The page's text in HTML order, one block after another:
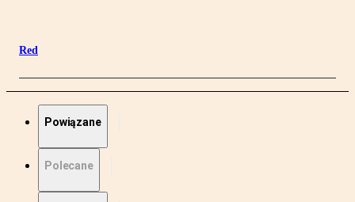
Red
Powiązane
Polecane